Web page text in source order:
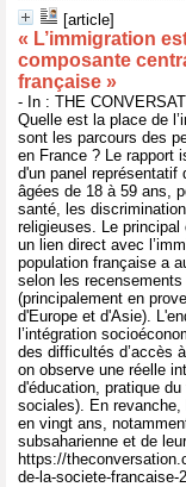
[article]
« L’immigration
composante
française »
- In : THE
Quelle est la place de
sont les parcours des
en France ? Le rapport
d'un panel représentatif
âgées de 18 à 59 ans,
santé, les
religieuses. Le principal
un lien direct avec
population française a
selon les
(principalement en
d'Europe et d'Asie).
l’intégration
des difficultés d’accès
on observe une réelle
d'éducation, pratique
sociales). En
en vingt ans,
subsaharienne et de
https://
de-la-societe-francaise-